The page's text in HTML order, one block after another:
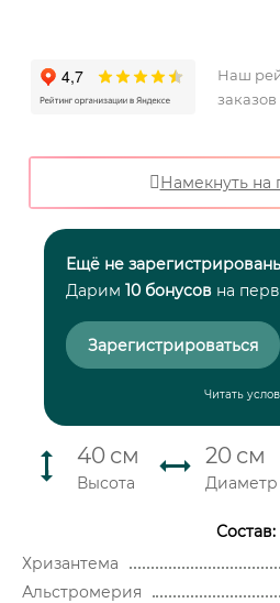
Наш
Намекнуть на
Ещё не
Дарим 10 бонусов на
Зарегистрироваться
Читать
40 см
Высота
20 см
Диаметр
Состав:
Хризантема
Альстромерия